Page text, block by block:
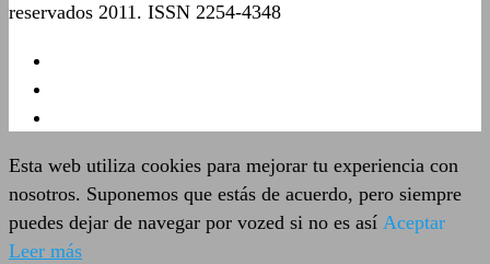
reservados 2011. ISSN 2254-4348
Esta web utiliza cookies para mejorar tu experiencia con
nosotros. Suponemos que estás de acuerdo, pero siempre
puedes dejar de navegar por vozed si no es así Aceptar
Leer más